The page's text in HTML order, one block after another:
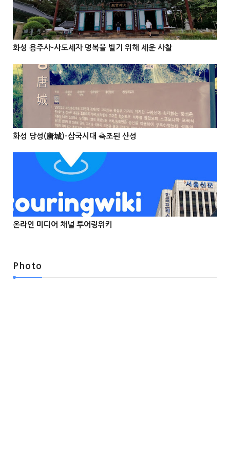
 

화성 용주사-사도세자 명복을 빌기 위해 세운 사찰
 

@Info
화성 당성(唐城)-삼국시대 축조된 산성
 

@Info
온라인 미디어 채널 투어링위키
Photo